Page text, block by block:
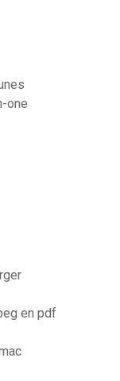
one
en pdf